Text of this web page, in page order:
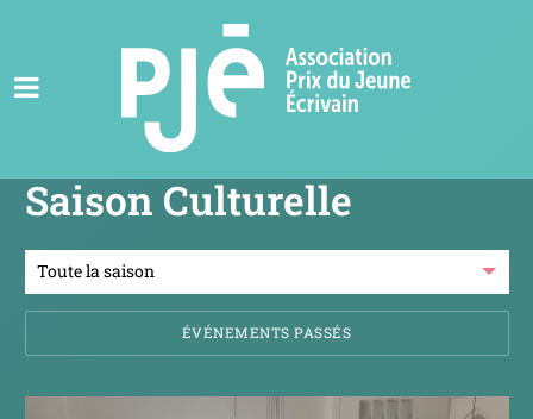
Saison Culturelle
ÉVÉNEMENTS PASSÉS